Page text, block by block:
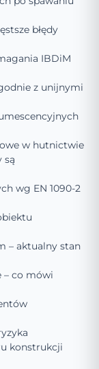
błędy
IBDiM
z unijnymi
w hutnictwie
są
wg EN 1090-2
– aktualny stan
– co mówi
konstrukcji